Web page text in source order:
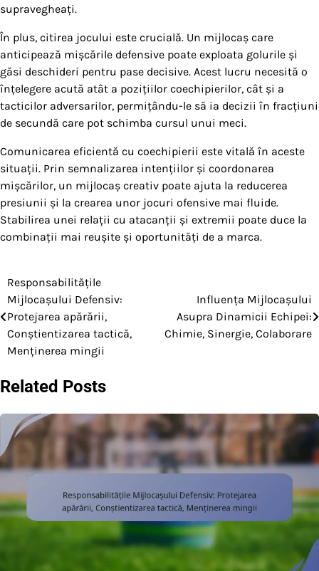
supravegheați.
În plus, citirea jocului este crucială. Un mijlocaș care
anticipează mișcările defensive poate exploata golurile și
găsi deschideri pentru pase decisive. Acest lucru necesită o
înțelegere acută atât a pozițiilor coechipierilor, cât și a
tacticilor adversarilor, permițându-le să ia decizii în fracțiuni
de secundă care pot schimba cursul unui meci.
Comunicarea eficientă cu coechipierii este vitală în aceste
situații. Prin semnalizarea intențiilor și coordonarea
mișcărilor, un mijlocaș creativ poate ajuta la reducerea
presiunii și la crearea unor jocuri ofensive mai fluide.
Stabilirea unei relații cu atacanții și extremii poate duce la
combinații mai reușite și oportunități de a marca.
Post
navigation
Responsabilitățile
Mijlocașului Defensiv:
Protejarea apărării,
Conștientizarea tactică,
Menținerea mingii
Influența Mijlocașului
Asupra Dinamicii Echipei:
Chimie, Sinergie, Colaborare
Related Posts